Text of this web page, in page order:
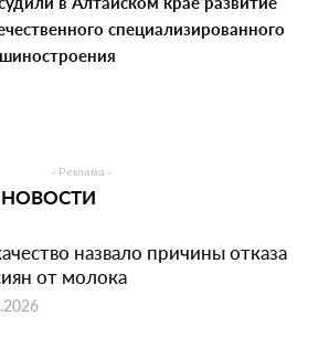
специализированного
- Реклама -
назвало причины отказа
от молока